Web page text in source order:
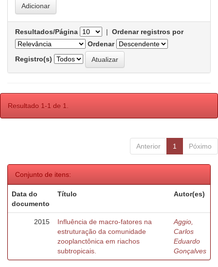
Resultados/Página | Ordenar registros por
Ordenar
Registro(s)
Resultado 1-1 de 1.
Anterior 1 Póximo
Conjunto de itens:
Data do
documento
Título Autor(es)
2015
Influência de macro-fatores na
estruturação da comunidade
zooplanctônica em riachos
subtropicais.
Aggio,
Carlos
Eduardo
Gonçalves